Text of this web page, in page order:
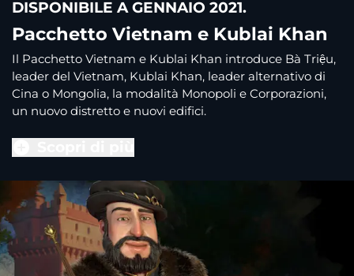
DISPONIBILE A GENNAIO 2021.
Pacchetto Vietnam e Kublai Khan
Il Pacchetto Vietnam e Kublai Khan introduce Bà Triệu,
leader del Vietnam, Kublai Khan, leader alternativo di
Cina o Mongolia, la modalità Monopoli e Corporazioni,
un nuovo distretto e nuovi edifici.